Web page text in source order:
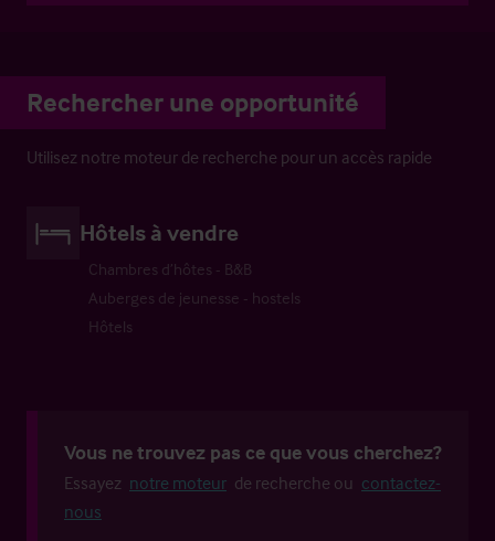
Rechercher une opportunité
Utilisez notre moteur de recherche pour un accès rapide
Hôtels à vendre
Chambres d’hôtes - B&B
Auberges de jeunesse - hostels
Hôtels
Vous ne trouvez pas ce que vous cherchez?
Essayez notre moteur de recherche ou contactez-
nous